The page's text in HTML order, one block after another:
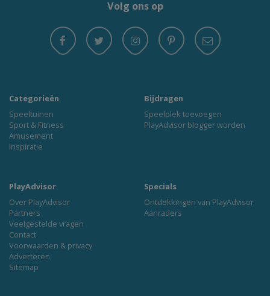
Volg ons op
Categorieën
Speeltuinen
Sport & Fitness
Amusement
Inspiratie
Bijdragen
Speelplek toevoegen
PlayAdvisor blogger worden
PlayAdvisor
Over PlayAdvisor
Partners
Veelgestelde vragen
Contact
Voorwaarden & privacy
Adverteren
Sitemap
Specials
Ontdekkingen van PlayAdvisor
Aanraders